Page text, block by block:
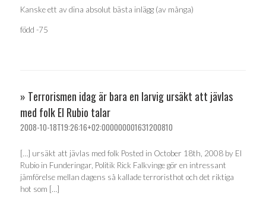
Kanske ett av dina absolut bästa inlägg (av många)
född -75
» Terrorismen idag är bara en larvig ursäkt att jävlas
med folk El Rubio talar
2008-10-18T19:26:16+02:000000001631200810
[…] ursäkt att jävlas med folk Posted in October 18th, 2008 by El
Rubio in Funderingar, Politik Rick Falkvinge gör en intressant
jämförelse mellan dagens så kallade terroristhot och det riktiga
hot som […]